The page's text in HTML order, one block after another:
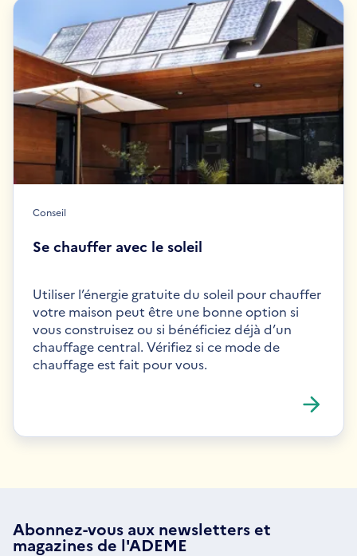
Conseil
Se chauffer avec le soleil
Utiliser l’énergie gratuite du soleil pour chauffer
votre maison peut être une bonne option si
vous construisez ou si bénéficiez déjà d’un
chauffage central. Vérifiez si ce mode de
chauffage est fait pour vous.
Abonnez-vous aux newsletterset
magazines de l'ADEME